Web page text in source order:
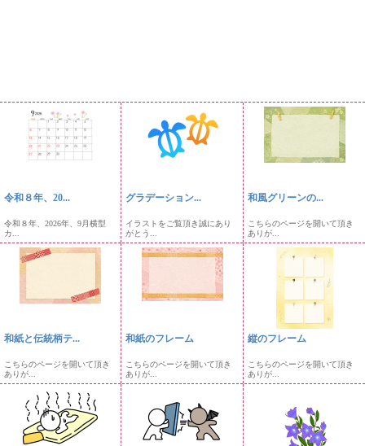
令和８年、20...
令和８年、2026年、9月横型
カ...
グラデーション...
イラストをご覧頂き誠にあり
がとう...
和風グリーンの...
こちらのページを開いて頂き
ありが...
和紙と伝統柄テ...
こちらのページを開いて頂き
ありが...
和紙のフレーム
こちらのページを開いて頂き
ありが...
縦のフレーム
こちらのページを開いて頂き
ありが...